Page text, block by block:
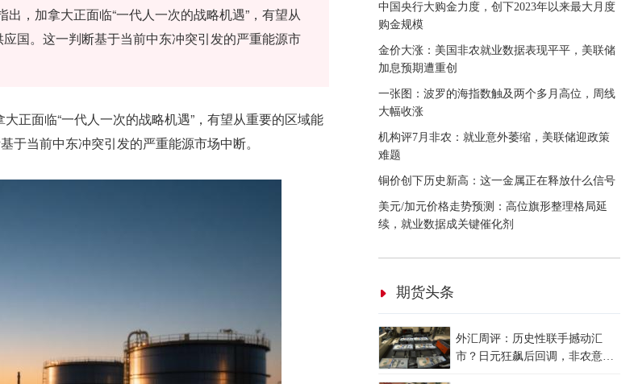
，加拿大正面临“一代人一次的战略机遇”，有望从
国。这一判断基于当前中东冲突引发的严重能源市
正面临“一代人一次的战略机遇”，有望从重要的区域能
当前中东冲突引发的严重能源市场中断。
中国央行大购金力度，创下2023年以来最大月度
购金规模
金价大涨：美国非农就业数据表现平平，美联储
加息预期遭重创
一张图：波罗的海指数触及两个多月高位，周线
大幅收涨
机构评7月非农：就业意外萎缩，美联储迎政策
难题
铜价创下历史新高：这一金属正在释放什么信号
美元/加元价格走势预测：高位旗形整理格局延
续，就业数据成关键催化剂
期货头条
外汇周评：历史性联手撼动汇
市？日元狂飙后回调，非农意外